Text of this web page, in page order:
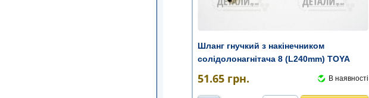
Шланг гнучкий з накінечником
солідолонагнітача 8 (L240mm) TOYA
51.65 грн. В наявності